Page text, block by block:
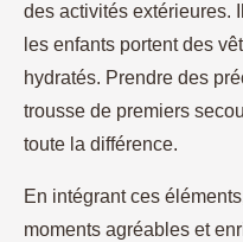
des activités extérieures.
les enfants portent des
hydratés. Prendre des
trousse de premiers
toute la différence.
En intégrant ces
moments agréables et